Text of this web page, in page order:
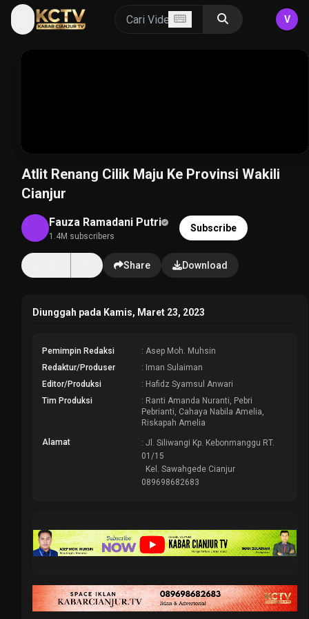
V
Atlit Renang Cilik Maju Ke Provinsi Wakili
Cianjur
Fauza Ramadani Putri
1.4M subscribers
Subscribe
Share Download
Diunggah pada Kamis, Maret 23, 2023
Pemimpin Redaksi
: Asep Moh. Muhsin
Redaktur/Produser
: Iman Sulaiman
Editor/Produksi
: Hafidz Syamsul Anwari
Tim Produksi
: Ranti Amanda Nuranti, Pebri
Pebrianti, Cahaya Nabila Amelia,
Riskapah Amelia
Alamat
: Jl. Siliwangi Kp. Kebonmanggu RT.
01/15
Kel. Sawahgede Cianjur
089698682683